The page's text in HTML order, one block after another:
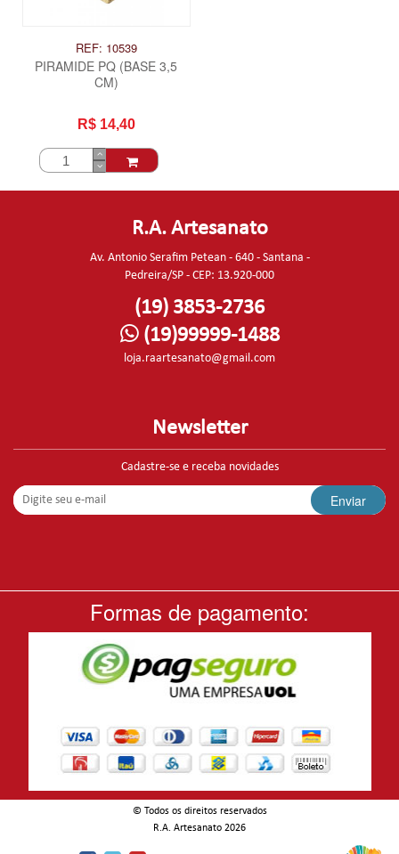
REF: 10539
PIRAMIDE PQ (BASE 3,5
CM)
R$ 14,40
R.A. Artesanato
Av. Antonio Serafim Petean - 640 - Santana -
Pedreira/SP - CEP: 13.920-000
(19) 3853-2736
(19)99999-1488
loja.raartesanato@gmail.com
Newsletter
Cadastre-se e receba novidades
Enviar
Formas de pagamento:
© Todos os direitos reservados
R.A. Artesanato 2026